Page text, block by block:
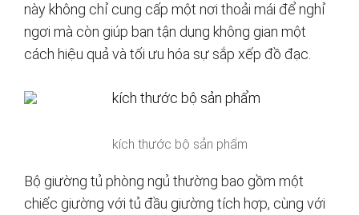
này không chỉ cung cấp một nơi thoải mái để nghỉ
ngơi mà còn giúp bạn tận dụng không gian một
cách hiệu quả và tối ưu hóa sự sắp xếp đồ đạc.
kích thước bộ sản phẩm
Bộ giường tủ phòng ngủ thường bao gồm một
chiếc giường với tủ đầu giường tích hợp, cùng với